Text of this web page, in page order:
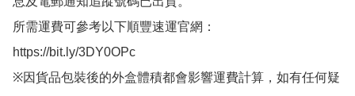
所需運費可參考以下順豐速運官網：
https://bit.ly/3DY0OPc
※因貨品包裝後的外盒體積都會影響運費計算，如有任何疑